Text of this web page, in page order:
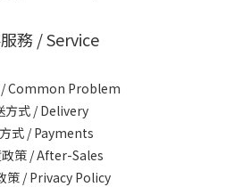
務 / Service
/ Common Problem
方式 / Delivery
式 / Payments
策 / After-Sales
策 / Privacy Policy